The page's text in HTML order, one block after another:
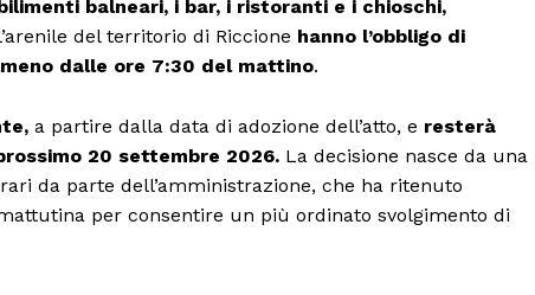
AREEINTERNE
Canale TV 70/80/90
CONTENUTI
balneari, i bar, i ristoranti e i chioschi,
del territorio di Riccione hanno l’obbligo di
dalle ore 7:30 del mattino.
a partire dalla data di adozione dell’atto, e resterà
20 settembre 2026. La decisione nasce da una
da parte dell’amministrazione, che ha ritenuto
per consentire un più ordinato svolgimento di